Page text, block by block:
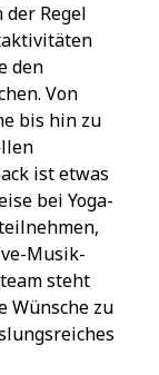
Regel
den
Von
bis hin zu
ist etwas
bei Yoga-
Musik-
steht
Wünsche zu